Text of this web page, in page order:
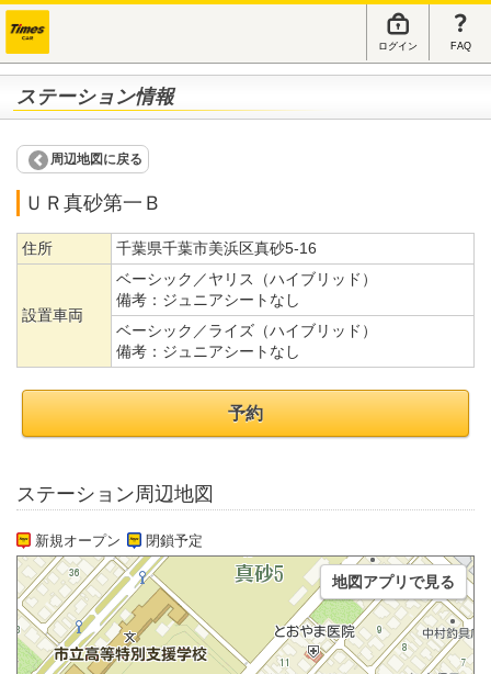
ログイン FAQ
ステーション情報
周辺地図に戻る
ＵＲ真砂第一Ｂ
住所 千葉県千葉市美浜区真砂5-16
設置車両
ベーシック／ヤリス（ハイブリッド）
備考： ジュニアシートなし
ベーシック／ライズ（ハイブリッド）
備考： ジュニアシートなし
予約
ステーション周辺地図
新規オープン 閉鎖予定
地図アプリで見る